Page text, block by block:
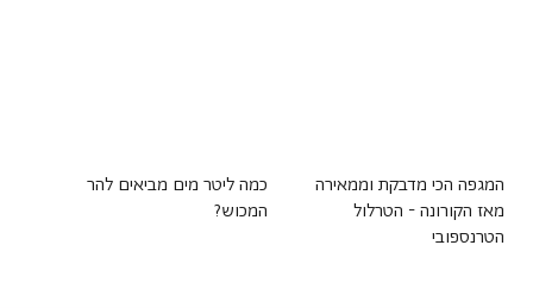
המגפה הכי מדבקת וממאירה
מאז הקורונה - הטרלול
הטרנספובי
כמה ליטר מים מביאים להר
המכוש?